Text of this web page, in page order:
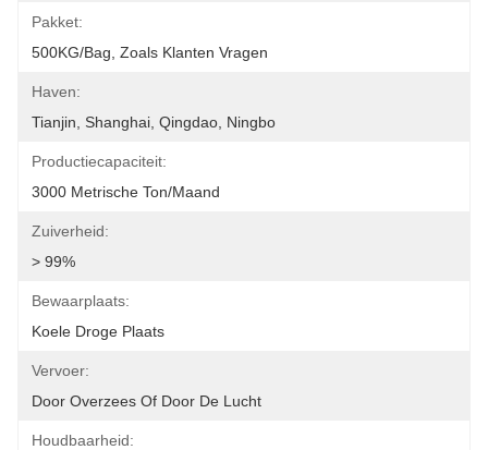
Pakket:
500KG/Bag, Zoals Klanten Vragen
Haven:
Tianjin, Shanghai, Qingdao, Ningbo
Productiecapaciteit:
3000 Metrische Ton/Maand
Zuiverheid:
> 99%
Bewaarplaats:
Koele Droge Plaats
Vervoer:
Door Overzees Of Door De Lucht
Houdbaarheid: